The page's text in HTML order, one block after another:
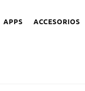
APPS ACCESORIOS